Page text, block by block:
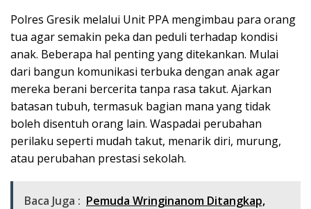
Polres Gresik melalui Unit PPA mengimbau para orang
tua agar semakin peka dan peduli terhadap kondisi
anak. Beberapa hal penting yang ditekankan. Mulai
dari bangun komunikasi terbuka dengan anak agar
mereka berani bercerita tanpa rasa takut. Ajarkan
batasan tubuh, termasuk bagian mana yang tidak
boleh disentuh orang lain. Waspadai perubahan
perilaku seperti mudah takut, menarik diri, murung,
atau perubahan prestasi sekolah.
Baca Juga : Pemuda Wringinanom Ditangkap,